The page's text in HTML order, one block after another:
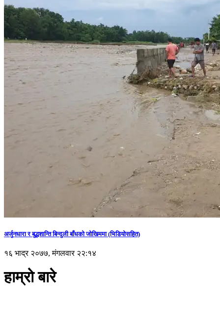
अर्जुनधारा र बुद्धशान्ति बिन्दुली बाँधको जोखिममा (भिडियाेसहित)
१६ भाद्र २०७७, मंगलवार २२:१४
हाम्रो बारे